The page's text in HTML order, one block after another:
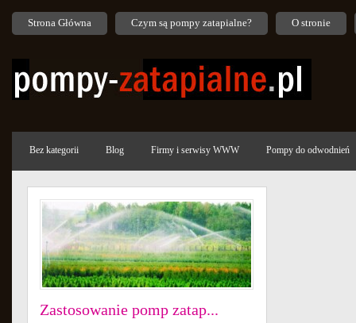
Strona Główna Czym są pompy zatapialne? O stronie
Bez kategorii Blog Firmy i serwisy WWW Pompy do odwodnień
Zastosowanie pomp zatap...